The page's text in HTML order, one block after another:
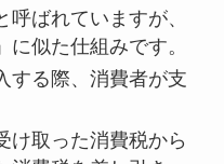
呼ばれていますが、
似た仕組みです。
する際、消費者が支
け取った消費税から